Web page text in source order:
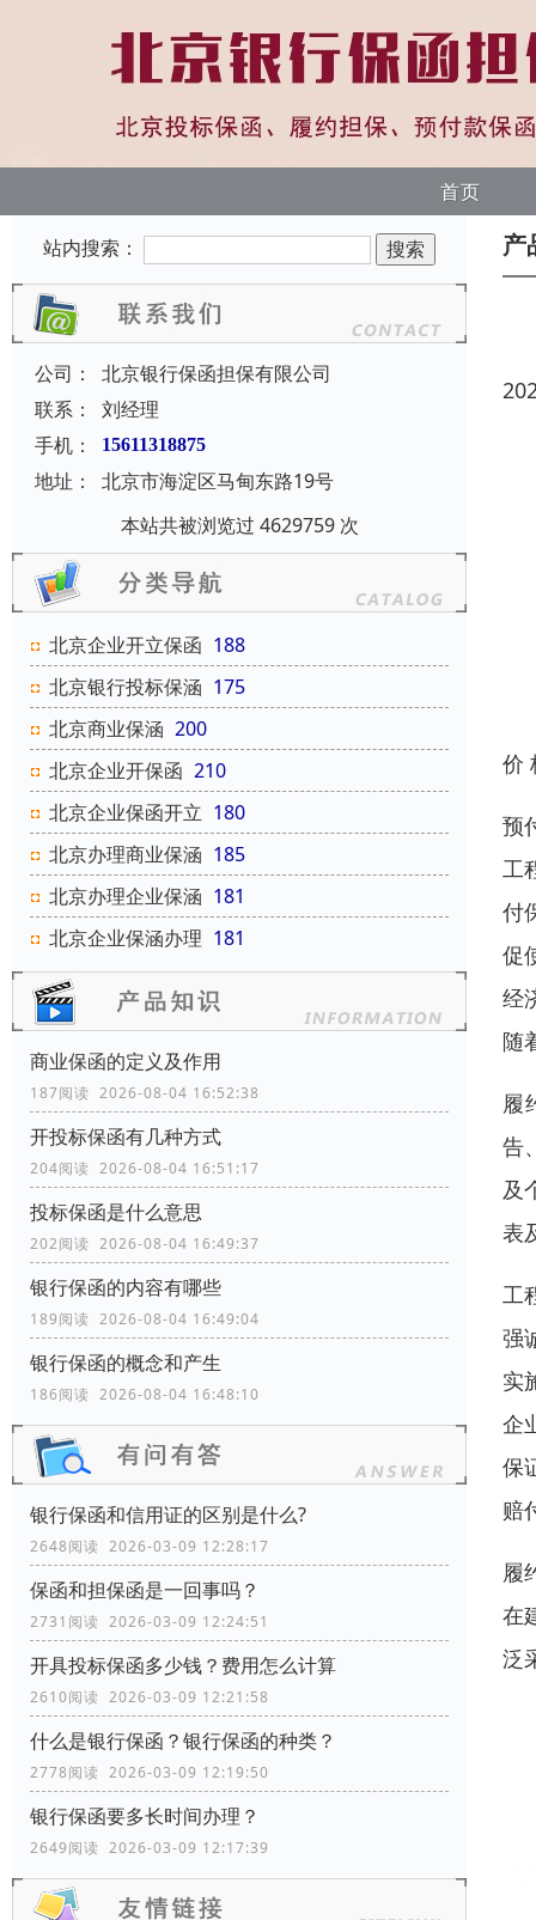
首页
站内搜索：
公司：
北京银行保函担保有限公司
联系：
刘经理
手机：
15611318875
地址：
北京市海淀区马甸东路19号
本站共被浏览过 4629759 次
北京企业开立保函 188
北京银行投标保涵 175
北京商业保涵 200
北京企业开保函 210
北京企业保函开立 180
北京办理商业保涵 185
北京办理企业保涵 181
北京企业保涵办理 181
商业保函的定义及作用
187阅读 2026-08-04 16:52:38
开投标保函有几种方式
204阅读 2026-08-04 16:51:17
投标保函是什么意思
202阅读 2026-08-04 16:49:37
银行保函的内容有哪些
189阅读 2026-08-04 16:49:04
银行保函的概念和产生
186阅读 2026-08-04 16:48:10
银行保函和信用证的区别是什么?
2648阅读 2026-03-09 12:28:17
保函和担保函是一回事吗？
2731阅读 2026-03-09 12:24:51
开具投标保函多少钱？费用怎么计算
2610阅读 2026-03-09 12:21:58
什么是银行保函？银行保函的种类？
2778阅读 2026-03-09 12:19:50
银行保函要多长时间办理？
2649阅读 2026-03-09 12:17:39
产
价
预
工
付
促
经
随
履
告
及
表
工
强
实
企
保
赔
履
在
泛